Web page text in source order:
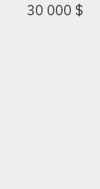
30 000 $